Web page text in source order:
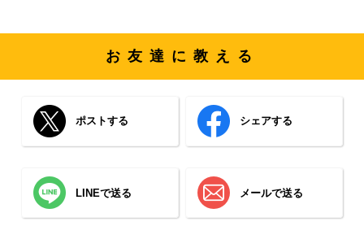
お友達に教える
ポストする シェアする
LINEで送る メールで送る